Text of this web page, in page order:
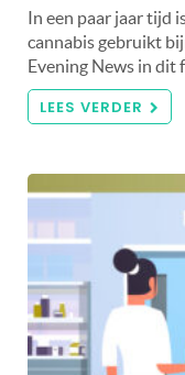
In een paar jaar tijd
cannabis gebruikt
Evening News in dit
LEES VERDER